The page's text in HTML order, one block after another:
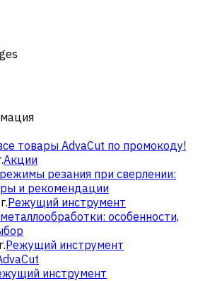
товары AdvaCut по промокоду!
Акции
резания при сверлении:
и рекомендации
Режущий инструмент
особенности,
Режущий инструмент
инструмент